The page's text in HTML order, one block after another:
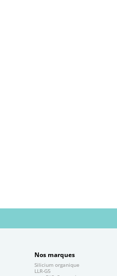
Nos marques
Silicium organique
LLR-G5